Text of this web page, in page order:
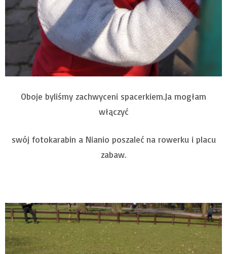
Oboje byliśmy zachwyceni spacerkiem.Ja mogłam
włączyć
swój fotokarabin a Nianio poszaleć na rowerku i placu
zabaw.